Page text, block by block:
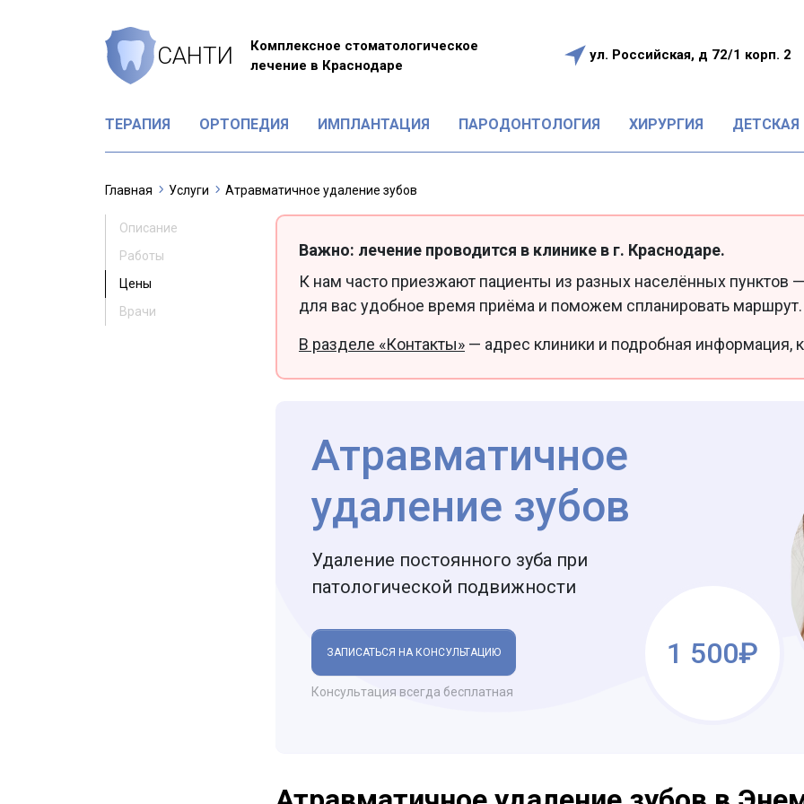
САНТИ
Комплексное стоматологическое
лечение в Краснодаре
ул. Российская, д 72/1 корп. 2
ТЕРАПИЯ ОРТОПЕДИЯ ИМПЛАНТАЦИЯ ПАРОДОНТОЛОГИЯ ХИРУРГИЯ
Главная Услуги Атравматичное удаление зубов
Описание
Работы
Цены
Врачи
Важно: лечение проводится в клинике в г. Краснодаре.
К нам часто приезжают пациенты из разных населённых пунктов
для вас удобное время приёма и поможем спланировать маршрут.
В разделе «Контакты» — адрес клиники и подробная информация,
Атравматичное
удаление зубов
Удаление постоянного зуба при
патологической подвижности
ЗАПИСАТЬСЯ НА КОНСУЛЬТАЦИЮ
Консультация всегда бесплатная
1 500₽